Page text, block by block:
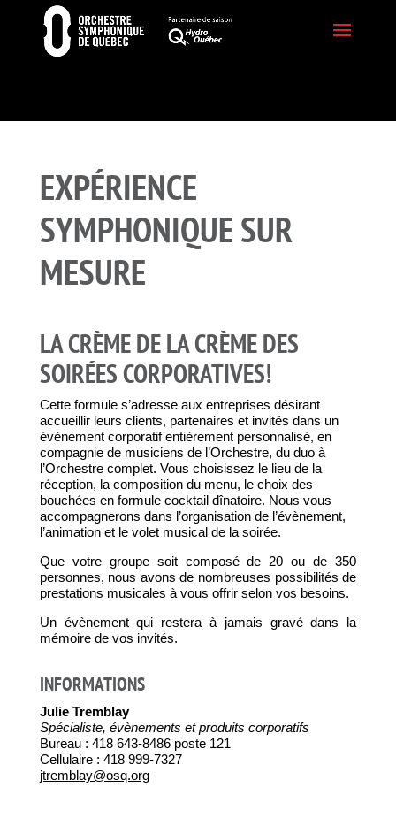
EXPÉRIENCE
SYMPHONIQUE SUR
MESURE
LA CRÈME DE LA CRÈME DES
SOIRÉES CORPORATIVES!
Cette formule s’adresse aux entreprises désirant
accueillir leurs clients, partenaires et invités dans un
évènement corporatif entièrement personnalisé, en
compagnie de musiciens de l’Orchestre, du duo à
l’Orchestre complet. Vous choisissez le lieu de la
réception, la composition du menu, le choix des
bouchées en formule cocktail dînatoire. Nous vous
accompagnerons dans l’organisation de l’évènement,
l’animation et le volet musical de la soirée.
Que votre groupe soit composé de 20 ou de 350
personnes, nous avons de nombreuses possibilités de
prestations musicales à vous offrir selon vos besoins.
Un évènement qui restera à jamais gravé dans la
mémoire de vos invités.
INFORMATIONS
Julie Tremblay
Spécialiste, évènements et produits corporatifs
Bureau : 418 643-8486 poste 121
Cellulaire : 418 999-7327
jtremblay@osq.org